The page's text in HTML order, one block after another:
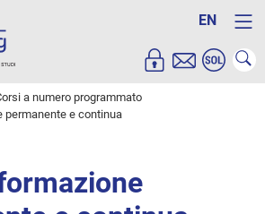
EN
a numero programmato
permanente e continua